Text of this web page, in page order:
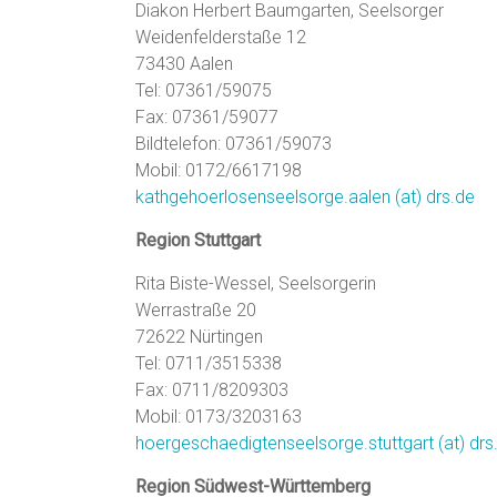
Diakon Herbert Baumgarten, Seelsorger
Weidenfelderstaße 12
73430 Aalen
Tel: 07361/59075
Fax: 07361/59077
Bildtelefon: 07361/59073
Mobil: 0172/6617198
kathgehoerlosenseelsorge.aalen (at) drs.de
Region Stuttgart
Rita Biste-Wessel, Seelsorgerin
Werrastraße 20
72622 Nürtingen
Tel: 0711/3515338
Fax: 0711/8209303
Mobil: 0173/3203163
hoergeschaedigtenseelsorge.stuttgart (at)
Region Südwest-Württemberg